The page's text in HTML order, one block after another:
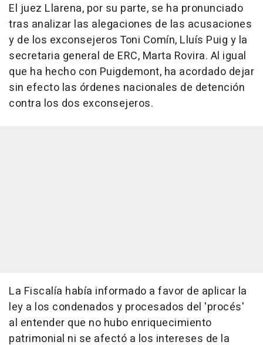
El juez Llarena, por su parte, se ha pronunciado
tras analizar las alegaciones de las acusaciones
y de los exconsejeros Toni Comín, Lluís Puig y la
secretaria general de ERC, Marta Rovira. Al igual
que ha hecho con Puigdemont, ha acordado dejar
sin efecto las órdenes nacionales de detención
contra los dos exconsejeros.
La Fiscalía había informado a favor de aplicar la
ley a los condenados y procesados del 'procés'
al entender que no hubo enriquecimiento
patrimonial ni se afectó a los intereses de la